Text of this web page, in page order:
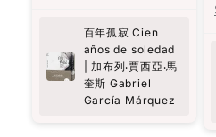
though I was right
there with Selma,
experiencing her
struggles and
triumphs firsthand.
一些書評，大致了解這
是與拉丁美洲的歷史有
關，而許多人建議閱讀
前準備好紙筆，因為人
名複雜又相似，很難記
百年孤寂 Cien
años de soledad
| 加布列‧賈西亞‧馬
奎斯 Gabriel
García Márquez